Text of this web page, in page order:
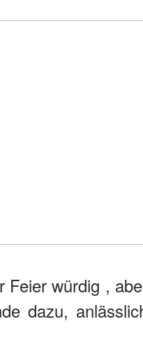
Feier würdig ,
dazu,